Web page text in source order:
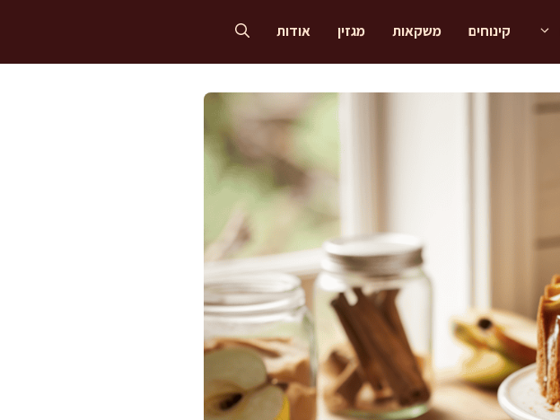
קינוחים משקאות מגזין אודות